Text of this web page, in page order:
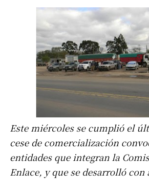
Este miércoles se cumplió el
cese de comercialización
entidades que integran la
Enlace, y que se desarrolló con